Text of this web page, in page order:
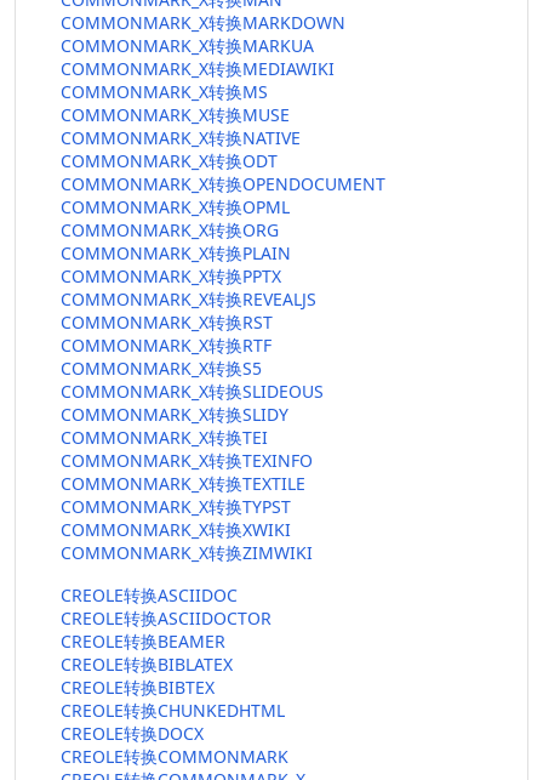
COMMONMARK_X转换MARKDOWN
COMMONMARK_X转换MARKUA
COMMONMARK_X转换MEDIAWIKI
COMMONMARK_X转换MS
COMMONMARK_X转换MUSE
COMMONMARK_X转换NATIVE
COMMONMARK_X转换ODT
COMMONMARK_X转换OPENDOCUMENT
COMMONMARK_X转换OPML
COMMONMARK_X转换ORG
COMMONMARK_X转换PLAIN
COMMONMARK_X转换PPTX
COMMONMARK_X转换REVEALJS
COMMONMARK_X转换RST
COMMONMARK_X转换RTF
COMMONMARK_X转换S5
COMMONMARK_X转换SLIDEOUS
COMMONMARK_X转换SLIDY
COMMONMARK_X转换TEI
COMMONMARK_X转换TEXINFO
COMMONMARK_X转换TEXTILE
COMMONMARK_X转换TYPST
COMMONMARK_X转换XWIKI
COMMONMARK_X转换ZIMWIKI
CREOLE转换ASCIIDOC
CREOLE转换ASCIIDOCTOR
CREOLE转换BEAMER
CREOLE转换BIBLATEX
CREOLE转换BIBTEX
CREOLE转换CHUNKEDHTML
CREOLE转换DOCX
CREOLE转换COMMONMARK